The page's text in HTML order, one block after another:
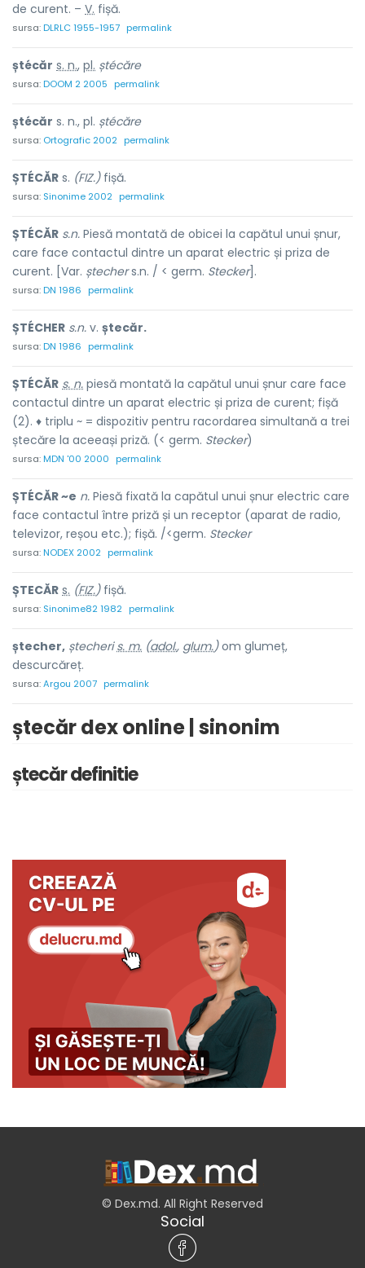
de curent. – V. fișă.
sursa:DLRLC 1955-1957 permalink
ștécăr s. n., pl. ștécăre
sursa:DOOM 2 2005 permalink
ștécăr s. n., pl. ștécăre
sursa: Ortografic 2002 permalink
ȘTÉCĂR s. (FIZ.)fișă.
sursa: Sinonime 2002 permalink
ȘTÉCĂR s.n. Piesă montată de obicei la capătul unui șnur,
care face contactul dintre un aparat electric și priza de
curent. [Var. ștechers.n. / < germ. Stecker].
sursa:DN 1986 permalink
ȘTÉCHER s.n. v. ștecăr.
sursa:DN 1986 permalink
ȘTÉCĂR s. n. piesă montată la capătul unui șnur care face
contactul dintre un aparat electric și priza de curent; fișă
(2). ♦ triplu ~ = dispozitiv pentru racordarea simultană a trei
ștecăre la aceeași priză. (< germ. Stecker)
sursa:MDN '00 2000 permalink
ȘTÉCĂR ~e n. Piesă fixată la capătul unui șnur electric care
face contactul între priză și un receptor (aparat de radio,
televizor, reșou etc.); fișă. /<germ. Stecker
sursa:NODEX 2002 permalink
ȘTECĂR s. (FIZ.)fișă.
sursa: Sinonime82 1982 permalink
ștecher, ștecheris. m. (adol., glum.)om glumeț,
descurcăreț.
sursa:Argou 2007 permalink
ștecăr dex online | sinonim
ștecăr definitie
© Dex.md. All Right Reserved
Social